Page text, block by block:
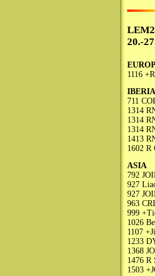
20.-
1116
IBERIA
711
1314
1314
1314
1413
1602 R
ASIA
792
927
927
963
999
1026
1107
1233
1368
1476 R
1503